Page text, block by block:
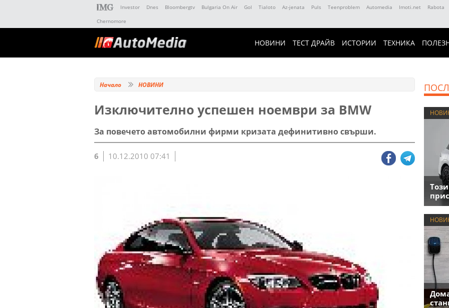
Investor Dnes Bloombergtv Bulgaria On Air Gol Tialoto Az-jenata Puls Teenproblem Automedia Imoti.net Rabota
Chernomore
НОВИНИ ТЕСТ ДРАЙВ ИСТОРИИ ТЕХНИКА
Начало НОВИНИ
Изключително успешен ноември за BMW
За повечето автомобилни фирми кризата дефинитивно свърши.
6 10.12.2010 07:41